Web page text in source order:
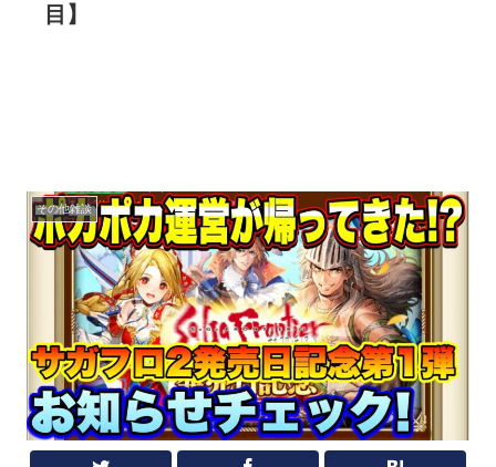
目】
その他雑談